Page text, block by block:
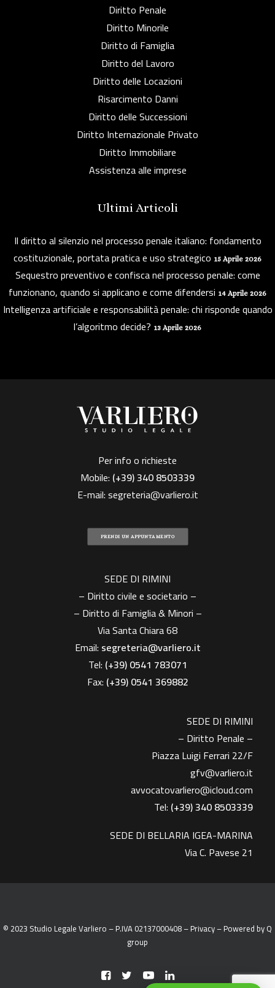
Diritto Penale
Diritto Minorile
Diritto di Famiglia
Diritto del Lavoro
Diritto delle Locazioni
Risarcimento Danni
Diritto delle Successioni
Diritto Internazionale Privato
Diritto Immobiliare
Assistenza alle imprese
Ultimi Articoli
Il diritto al silenzio nel processo penale italiano: fondamento
costituzionale, portata pratica e uso strategico 15 Aprile 2026
Sequestro preventivo e confisca nel processo penale: come
funzionano, quando si applicano e come difendersi 14 Aprile 2026
Intelligenza artificiale e responsabilità penale: chi risponde quando
l’algoritmo decide? 13 Aprile 2026
Per info o richieste
Mobile: (+39)340 8503339
E-mail:segreteria@varliero.it
PRENDI UN APPUNTAMENTO
SEDE DI RIMINI
– Diritto civile e societario –
– Diritto di Famiglia & Minori –
Via Santa Chiara 68
Email: segreteria@varliero.it
Tel: (+39) 0541 783071
Fax: (+39)0541 369882
SEDE DI RIMINI
– Diritto Penale –
Piazza Luigi Ferrari 22/F
gfv@varliero.it
avvocatovarliero@icloud.com
Tel: (+39) 340 8503339
SEDE DI BELLARIA IGEA-MARINA
Via C. Pavese 21
© 2023 Studio Legale Varliero – P.IVA 02137000408 –Privacy– Powered byQ
group